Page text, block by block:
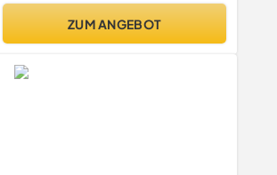
ZUM ANGEBOT